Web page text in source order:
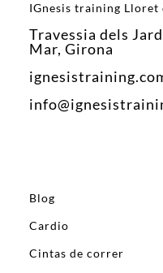
IGnesis training Lloret
Travessia dels
Mar, Girona
Blog
Cardio
Cintas de correr